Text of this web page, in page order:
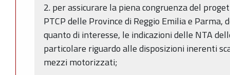
2. per assicurare la piena congruenza del
PTCP delle Province di Reggio Emilia e
quanto di interesse, le indicazioni delle NTA
particolare riguardo alle disposizioni inerenti
mezzi motorizzati;